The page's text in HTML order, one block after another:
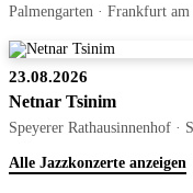
Palmengarten · Frankfurt
23.08.2026
Netnar Tsinim
Speyerer Rathausinnenhof ·
Alle Jazzkonzerte anzeigen